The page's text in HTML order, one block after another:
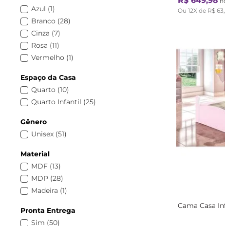
Quarto Completo Infantil
Cama Solteiro
Sapateira
Mesa de Cabeceira Infantil
Guarda Roupa de Bebê
Estante Infantil
Acessórios Diversos
Azul (1)
Branco (28)
Cinza (7)
Rosa (11)
Vermelho (1)
Espaço da Casa
Quarto (10)
Quarto Infantil (25)
Gênero
Unisex (51)
Material
MDF (13)
MDP (28)
Madeira (1)
Pronta Entrega
Sim (50)
Ou 12X de R$ 63,
Cama Casa